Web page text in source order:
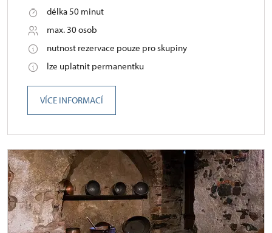
délka 50 minut
max. 30 osob
nutnost rezervace pouze pro skupiny
lze uplatnit permanentku
VÍCE INFORMACÍ